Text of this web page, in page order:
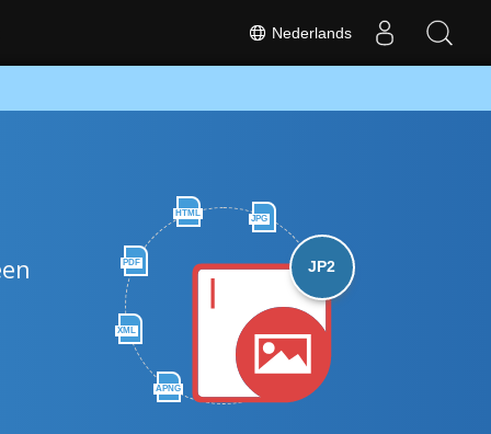
Nederlands
HTML
JPG
PDF
XML
APNG
JP2